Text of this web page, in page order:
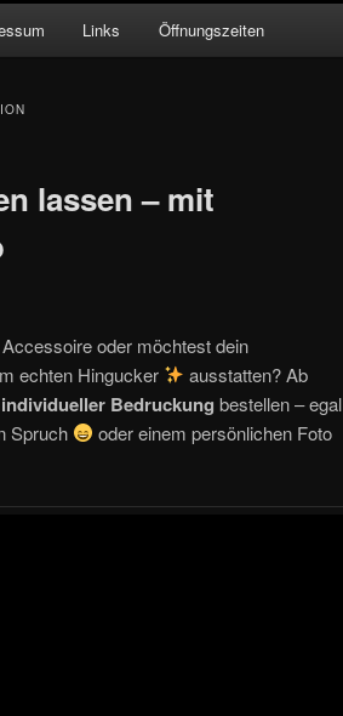
Links Öffnungszeiten
lassen – mit
oder möchtest dein
echten Hingucker
ausstatten? Ab
Bedruckung bestellen – egal
Spruch
oder einem persönlichen Foto